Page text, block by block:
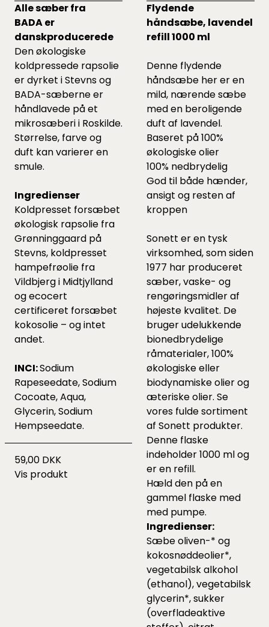
Alle sæber fra
BADA er
danskproducerede
Den økologiske
koldpressede rapsolie
er dyrket i Stevns og
BADA-sæberne er
håndlavede på et
mikrosæberi i Roskilde.
Størrelse, farve og
duft kan varierer en
smule.
Ingredienser
Koldpresset forsæbet
økologisk rapsolie fra
Grønninggaard på
Stevns, koldpresset
hampefrøolie fra
Vildbjerg i Midtjylland
og ecocert
certificeret forsæbet
kokosolie – og intet
andet.
INCI:Sodium
Rapeseedate, Sodium
Cocoate, Aqua,
Glycerin, Sodium
Hempseedate.
59,00 DKK
Vis produkt
Flydende
håndsæbe, lavendel
refill 1000 ml
Denne flydende
håndsæbe her er en
mild, nærende sæbe
med en beroligende
duft af lavendel.
Baseret på 100%
økologiske olier
100% nedbrydelig
God til både hænder,
ansigt og resten af
kroppen
Sonett er en tysk
virksomhed, som siden
1977 har produceret
sæber, vaske- og
rengøringsmidler af
højeste kvalitet. De
bruger udelukkende
bionedbrydelige
råmaterialer, 100%
økologiske eller
biodynamiske olier og
æteriske olier. Se
vores fulde sortiment
af Sonett produkter.
Denne flaske
indeholder 1000 ml og
er en refill.
Hæld den på en
gammel flaske med
med pumpe.
Ingredienser:
Sæbe oliven-* og
kokosnøddeolier*,
vegetabilsk alkohol
(ethanol), vegetabilsk
glycerin*, sukker
(overfladeaktive